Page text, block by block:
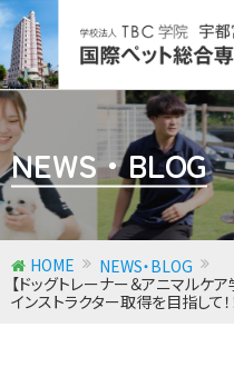
トリマー学科
ドッグトレーナー＆アニマルケ
動物看護師学科
ペット総合学科
NEWS・BLOG
HOME
NEWS・BLOG
【ドッグトレーナー＆アニマルケ
インストラクター取得を目指して！